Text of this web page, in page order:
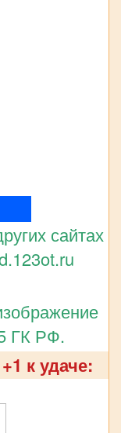
сайтах
ГК РФ.
к удаче: